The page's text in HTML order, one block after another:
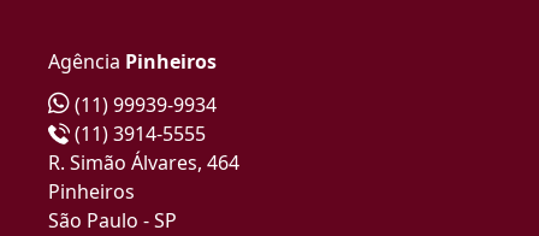
Agência Pinheiros
(11) 99939-9934
(11) 3914-5555
R. Simão Álvares, 464
Pinheiros
São Paulo - SP